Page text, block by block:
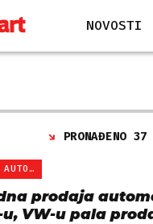
NOVOSTI
PRONAĐENO
TRŽIŠTE AUTOMOBILA
prodaja
u, VW-u pala